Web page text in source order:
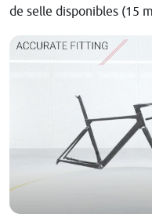
de selle disponibles (15